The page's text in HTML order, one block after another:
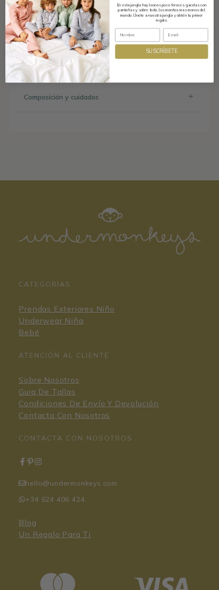
Envío
Tamaño y ajuste
Composición y cuidados
CATEGORIAS
Prendas Exteriores Niño
Underwear Niña
Bebé
ATENCIÓN AL CLIENTE
Sobre Nosotros
Guia De Tallas
Condiciones De Envío Y Devolución
Contacta Con Nosotros
CONTACTA CON NOSOTROS
hello@undermonkeys.com
+34 624 406 424
Blog
Un Regalo Para Ti
En esta jungla hay leones poco feroces, gacelas con
pantuflas y, sobre todo, los monitos mas monos del
mundo. Únete a nuestra jungla y obtén tu primer
regalo.
SUSCRÍBETE